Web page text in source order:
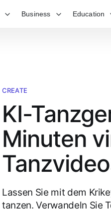
Business Education
CREATE
KI-
Minuten
Lassen Sie mit dem
tanzen. Verwandeln Sie